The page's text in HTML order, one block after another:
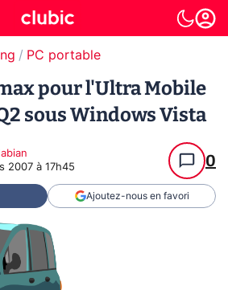
PC portable
pour l'Ultra Mobile
sous Windows Vista
2007 à 17h45 0
Ajoutez-nous en favori